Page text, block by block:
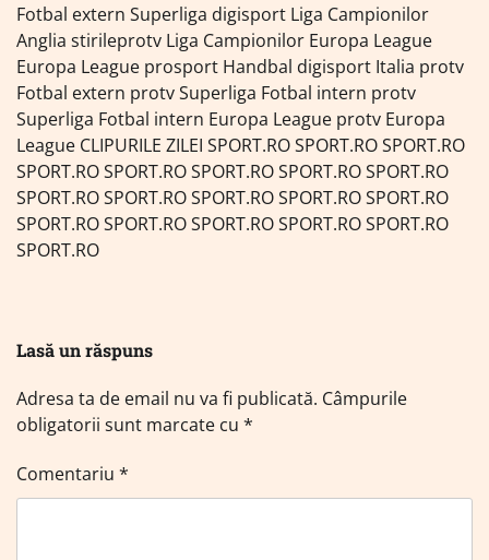
Fotbal extern Superliga digisport Liga Campionilor
Anglia stirileprotv Liga Campionilor Europa League
Europa League prosport Handbal digisport Italia protv
Fotbal extern protv Superliga Fotbal intern protv
Superliga Fotbal intern Europa League protv Europa
League CLIPURILE ZILEI SPORT.RO SPORT.RO SPORT.RO
SPORT.RO SPORT.RO SPORT.RO SPORT.RO SPORT.RO
SPORT.RO SPORT.RO SPORT.RO SPORT.RO SPORT.RO
SPORT.RO SPORT.RO SPORT.RO SPORT.RO SPORT.RO
SPORT.RO
Lasă un răspuns
Adresa ta de email nu va fi publicată. Câmpurile
obligatorii sunt marcate cu *
Comentariu *